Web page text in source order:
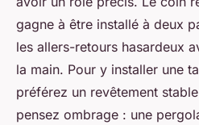
gagne à être installé à deux
les allers-retours hasardeux
la main. Pour y installer une
préférez un revêtement
pensez ombrage : une